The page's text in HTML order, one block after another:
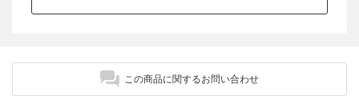
この商品に関するお問い合わせ